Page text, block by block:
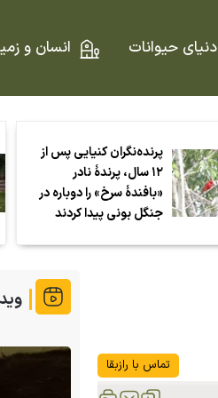
دنیای حیوانات انسان و
پرنده‌نگران کنیایی پس از
۱۲ سال، پرندهٔ نادر
«بافندهٔ سرخ» را دوباره در
جنگل بونی پیدا کردند
تماس با رازبقا